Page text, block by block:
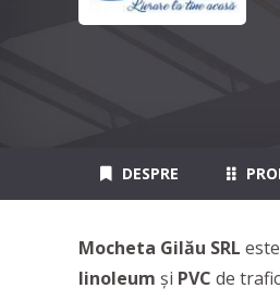
DESPRE
Mocheta Gilău SRL
linoleum și PVC de